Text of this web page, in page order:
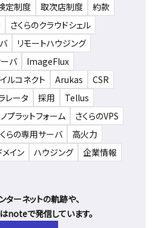
定制度 取次店制度
約款
さくらのクラウドシェル
リモートハウジング
バ
ImageFlux
ルコネクト
Arukas
CSR
レータ
採用
Tellus
プラットフォーム
さくらのVPS
らの専用サーバ
高火力
メイン ハウジング 企業情報
ターネットの軌跡や、
noteで発信しています。